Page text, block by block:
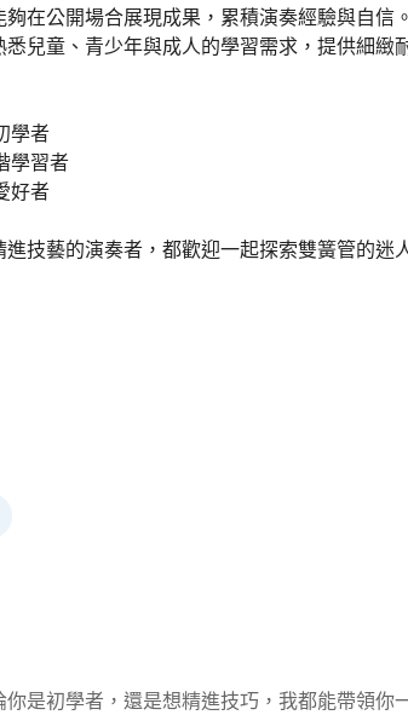
在公開場合展現成果，累積演奏經驗與自信。
兒童、青少年與成人的學習需求，提供細緻
學者
學習者
好者
技藝的演奏者，都歡迎一起探索雙簧管的迷
是初學者，還是想精進技巧，我都能帶領你